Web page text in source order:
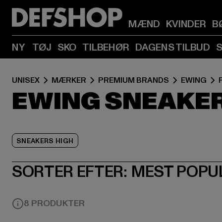
MÆND KVINDER
NY TØJ SKO TILBEHØR DAGENS TILBUD
UNISEX MÆRKER PREMIUM BRANDS EWING
EWING
SNEAKERS HIGH
SORTER EFTER: MEST
8 PRODUKTER